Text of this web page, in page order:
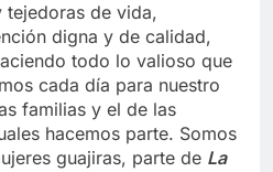
tejedoras de vida,
digna y de calidad,
todo lo valioso que
cada día para nuestro
familias y el de las
hacemos parte. Somos
guajiras, parte de La